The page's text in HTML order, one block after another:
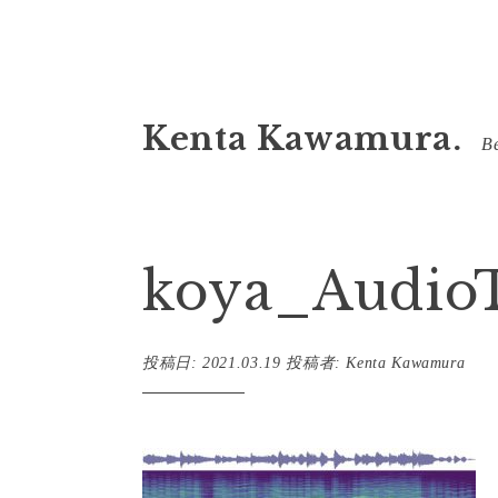
ン
へ
キ
ッ
Kenta Kawamura.
投稿日:2021.03.19 投稿者:Kenta Kawamura